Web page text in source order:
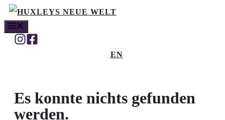
Zum
Inhalt
springen
EN
Es konnte nichts gefunden
werden.